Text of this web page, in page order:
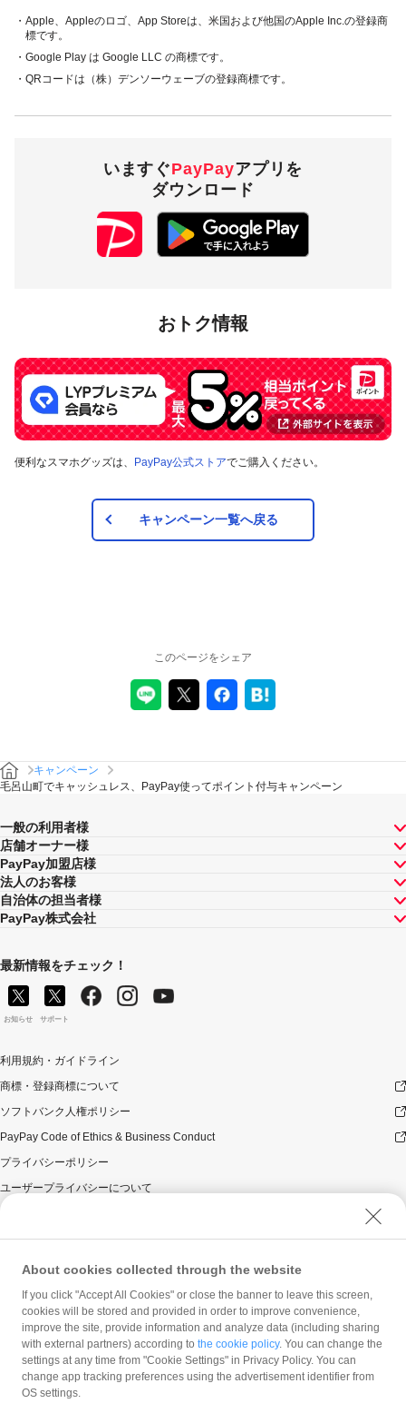
・Apple、Appleのロゴ、App Storeは、米国および他国のApple Inc.の登録商
標です。
・Google Play は Google LLC の商標です。
・QRコードは（株）デンソーウェーブの登録商標です。
いますぐPayPayアプリを
ダウンロード
おトク情報
便利なスマホグッズは、 PayPay公式ストアでご購入ください。
キャンペーン一覧へ戻る
このページをシェア
キャンペーン
毛呂山町でキャッシュレス、PayPay使ってポイント付与キャンペーン
一般の利用者様
店舗オーナー様
PayPay加盟店様
法人のお客様
自治体の担当者様
PayPay株式会社
最新情報をチェック！
お知らせ サポート
利用規約・ガイドライン
商標・登録商標について
ソフトバンク人権ポリシー
PayPay Code of Ethics & Business Conduct
プライバシーポリシー
ユーザープライバシーについて
ウェブサイト利用規約
反社会的勢力に対する方針
勧誘方針
マネロン等基本方針
カスタマーハラスメントに関する当社の考え方
About cookies collected through the website
If you click "Accept All Cookies" or close the banner to leave this screen,
cookies will be stored and provided in order to improve convenience,
improve the site, provide information and analyze data (including sharing
with external partners) according to the cookie policy. You can change the
settings at any time from "Cookie Settings" in Privacy Policy. You can
change app tracking preferences using the advertisement identifier from
OS settings.